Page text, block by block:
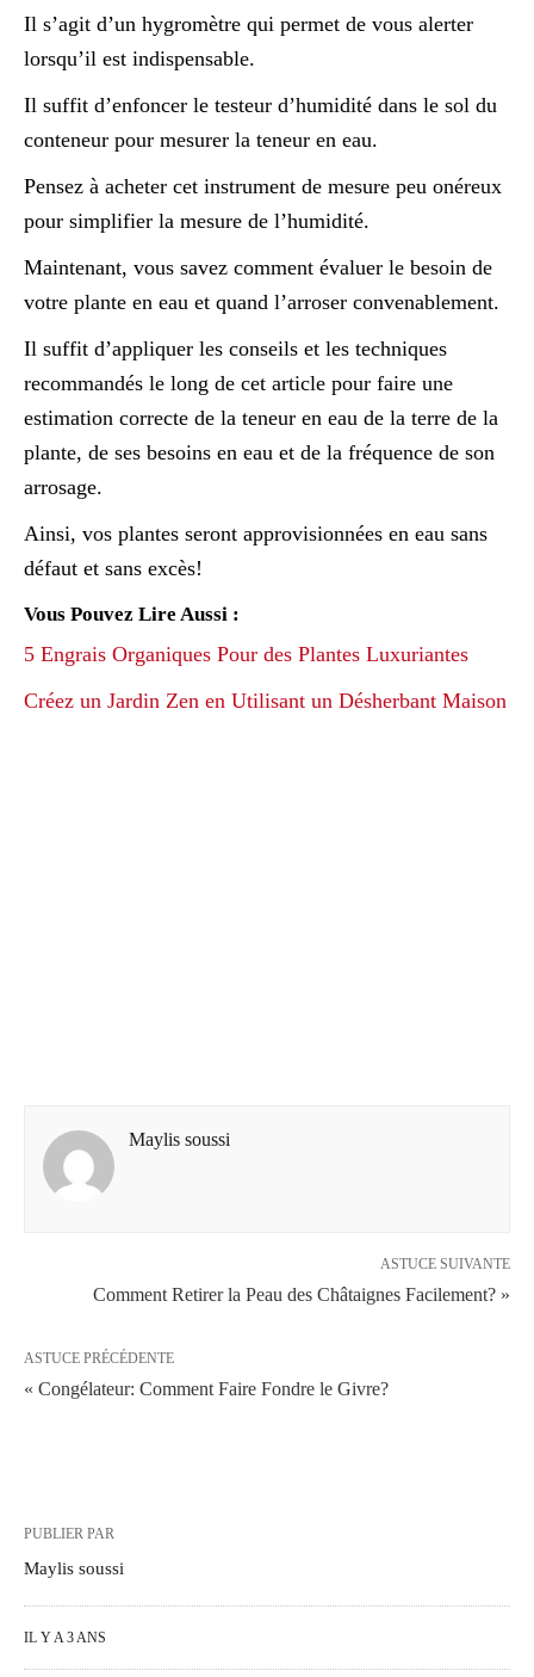
Il s’agit d’un hygromètre qui permet de vous alerter
lorsqu’il est indispensable.
Il suffit d’enfoncer le testeur d’humidité dans le sol du
conteneur pour mesurer la teneur en eau.
Pensez à acheter cet instrument de mesure peu onéreux
pour simplifier la mesure de l’humidité.
Maintenant, vous savez comment évaluer le besoin de
votre plante en eau et quand l’arroser convenablement.
Il suffit d’appliquer les conseils et les techniques
recommandés le long de cet article pour faire une
estimation correcte de la teneur en eau de la terre de la
plante, de ses besoins en eau et de la fréquence de son
arrosage.
Ainsi, vos plantes seront approvisionnées en eau sans
défaut et sans excès!
Vous Pouvez Lire Aussi :
5 Engrais Organiques Pour des Plantes Luxuriantes
Créez un Jardin Zen en Utilisant un Désherbant Maison
Maylis soussi
ASTUCE SUIVANTE
Comment Retirer la Peau des Châtaignes Facilement? »
ASTUCE PRÉCÉDENTE
« Congélateur: Comment Faire Fondre le Givre?
PUBLIER PAR
Maylis soussi
IL Y A 3 ANS